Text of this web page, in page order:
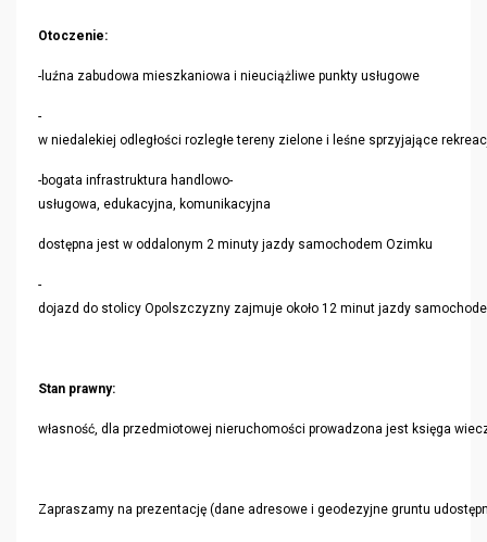
Otoczenie:
-luźna zabudowa mieszkaniowa i nieuciążliwe punkty usługowe
-
w niedalekiej odległości rozległe tereny zielone i leśne sprzyjające
-bogata infrastruktura handlowo-
usługowa, edukacyjna, komunikacyjna
dostępna jest w oddalonym 2 minuty jazdy samochodem Ozimku
-
dojazd do stolicy Opolszczyzny zajmuje około 12 minut jazdy
Stan prawny:
własność, dla przedmiotowej nieruchomości prowadzona jest księga
Zapraszamy na prezentację (dane adresowe i geodezyjne gruntu